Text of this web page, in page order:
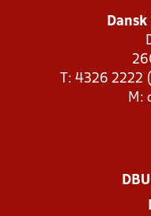
T: 4326
M: